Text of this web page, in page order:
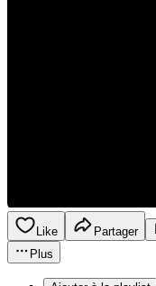
Like Partager
Plus